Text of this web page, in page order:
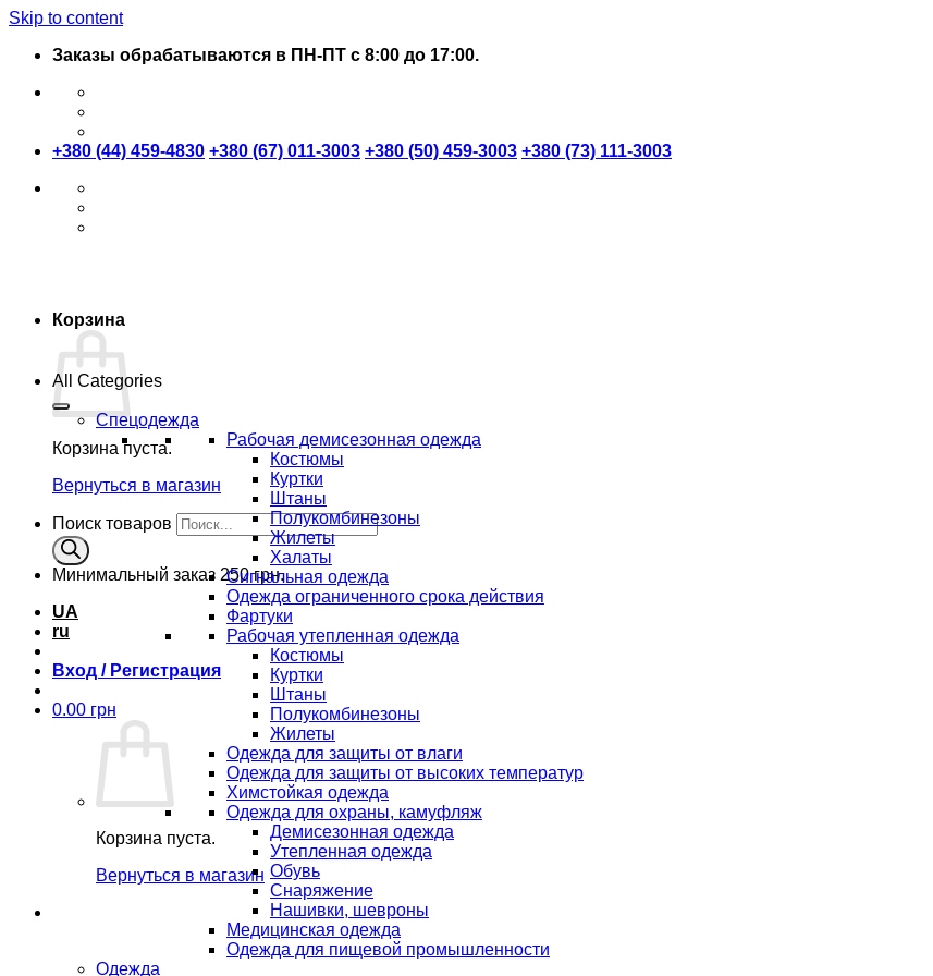
Skip to content
Заказы обрабатываются в ПН-ПТ с 8:00 до 17:00.
+380 (44) 459-4830 +380 (67) 011-3003 +380 (50) 459-3003 +380 (73) 111-3003
Корзина
Корзина пуста.
Вернуться в магазин
Поиск товаров
Минимальный заказ 250 грн.
UA
ru
Вход / Регистрация
0.00 грн
Корзина пуста.
Вернуться в магазин
All Categories
Спецодежда
Рабочая демисезонная одежда
Костюмы
Куртки
Штаны
Полукомбинезоны
Жилеты
Халаты
Сигнальная одежда
Одежда ограниченного срока действия
Фартуки
Рабочая утепленная одежда
Костюмы
Куртки
Штаны
Полукомбинезоны
Жилеты
Одежда для защиты от влаги
Одежда для защиты от высоких температур
Химстойкая одежда
Одежда для охраны, камуфляж
Демисезонная одежда
Утепленная одежда
Обувь
Снаряжение
Нашивки, шевроны
Медицинская одежда
Одежда для пищевой промышленности
Одежда